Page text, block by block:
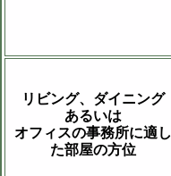
リビング、ダイニング
あるいは
オフィスの事務所に適し
た部屋の方位